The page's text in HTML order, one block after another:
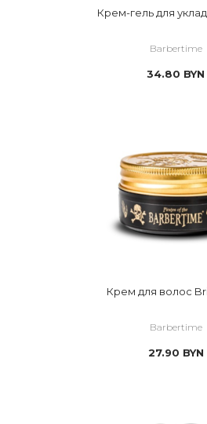
Крем-гель для
Barbertime
34.80 BYN
Крем для волос
Barbertime
27.90 BYN